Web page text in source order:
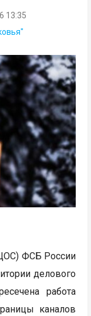
13:35
ФСБ России
делового
работа
каналов